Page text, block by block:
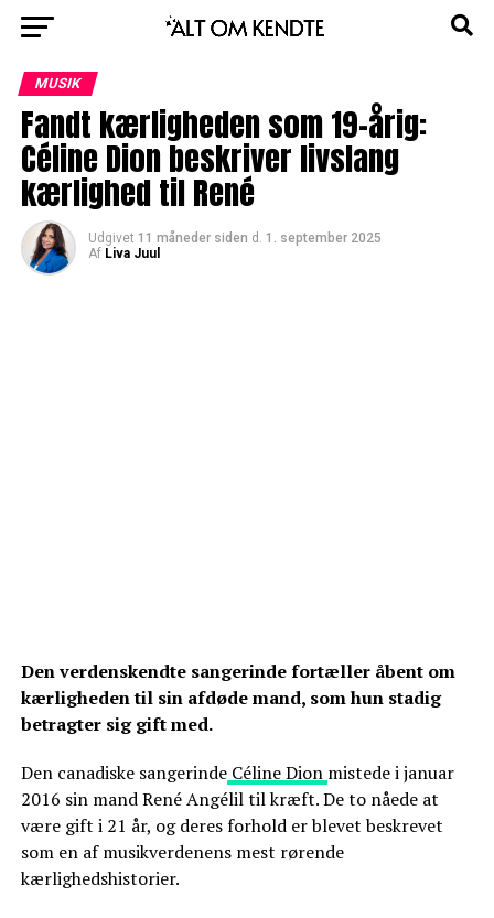
MUSIK
Fandt kærligheden som 19-årig:
Céline Dion beskriver livslang
kærlighed til René
Udgivet 11 måneder siden d. 1. september 2025
Af Liva Juul
Den verdenskendte sangerinde fortæller åbent om
kærligheden til sin afdøde mand, som hun stadig
betragter sig gift med.
Den canadiske sangerindeCéline Dion mistede i januar
2016 sin mand René Angélil til kræft. De to nåede at
være gift i 21 år, og deres forhold er blevet beskrevet
som en af musikverdenens mest rørende
kærlighedshistorier.